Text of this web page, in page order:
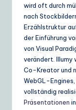
D
ai
ly
G
ui
d
wird oft durch
nach
Erzählstruktur
der Einführung
von Visual
verändert. Illumy
Co-Kreator und
WebGL-
vollständig
Präsentationen